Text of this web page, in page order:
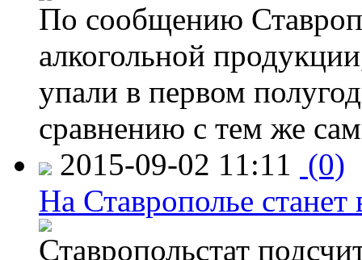
По сообщению
алкогольной
упали в первом
сравнению с тем же
2015-09-02 11:11 (0)
На Ставрополье
Ставропольстат